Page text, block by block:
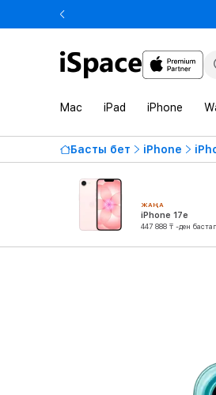
Mac iPad iPhone
Басты бет iPhone
ЖАҢА
iPhone 17e
447 888 ₸ -ден бастап